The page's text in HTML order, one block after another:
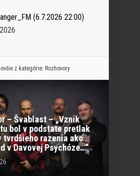
(6.7.2026 22:00)
z kategórie: Rozhovory
– Švablast – „Vznik
bol v podstate pretlak
tvrdšieho razenia ako
v Davovej Psychóze…“